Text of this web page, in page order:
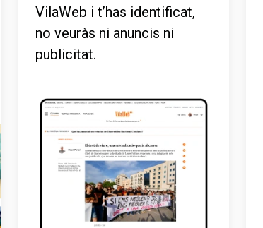
VilaWeb i t’has identificat,
no veuràs ni anuncis ni
publicitat.